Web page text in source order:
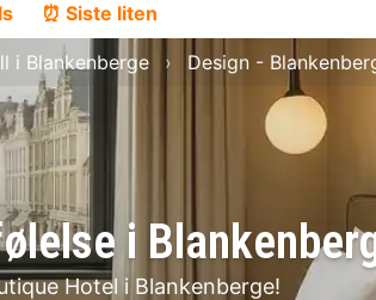
⏰ Siste liten
i
Hotel i Blankenberge!
i Blankenberge Design -